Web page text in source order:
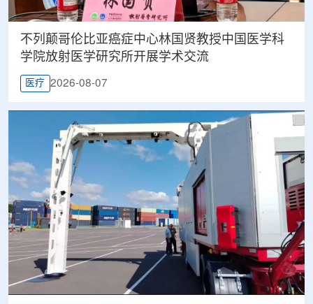
不列颠哥伦比亚癌症中心林国贤教授中国医学科
学院放射医学研究所开展学术交流
医疗 2026-08-07